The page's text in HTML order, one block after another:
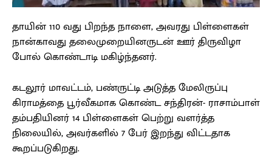
தாயின் 110 வது பிறந்த நாளை, அவரது பிள்ளைகள்
நான்காவது தலைமுறையினருடன் ஊர் திருவிழா
போல் கொண்டாடி மகிழ்ந்தனர்.
கடலூர் மாவட்டம், பண்ருட்டி அடுத்த மேலிருப்பு
கிராமத்தை பூர்வீகமாக கொண்ட சந்திரன்- ராசாம்பாள்
தம்பதியினர் 14 பிள்ளைகள் பெற்று வளர்த்த
நிலையில், அவர்களில் 7 பேர் இறந்து விட்டதாக
கூறப்படுகிறது.